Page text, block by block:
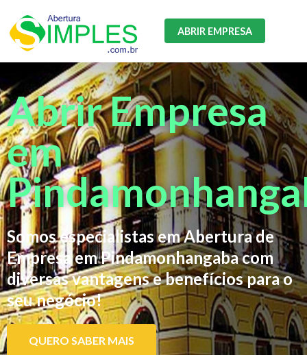
ABRIR EMPRESA
Abrir Empresa
em
Somos especialistas em Abertura de
Empresa em Pindamonhangaba com
diversas vantagens e benefícios para o
seu negócio!
QUERO SABER MAIS